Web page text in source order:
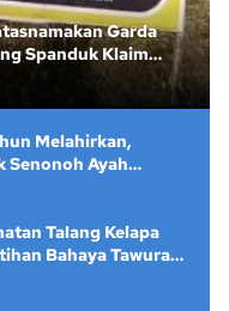
Garda
Spanduk Klaim
Pengadilan
Melahirkan,
Senonoh Ayah
Talang Kelapa
Bahaya Tawuran
Raya